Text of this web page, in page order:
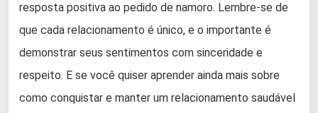
resposta positiva ao pedido de namoro. Lembre-se de
que cada relacionamento é único, e o importante é
demonstrar seus sentimentos com sinceridade e
respeito. E se você quiser aprender ainda mais sobre
como conquistar e manter um relacionamento saudável